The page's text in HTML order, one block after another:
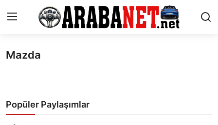
Giriş yapmak
İletişim
Mazda
Popüler Paylaşımlar